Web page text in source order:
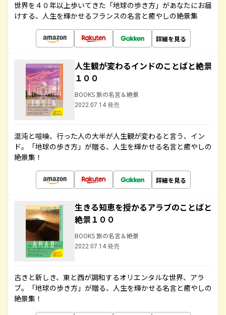
世界を４０年以上歩いてきた「地球の歩き方」があなたにお届
けする、人生を輝かせるフランスの名言と癒やしの絶景集
詳細を見る
人生観が変わるインドのことばと絶景
１００
BOOKS 旅の名言＆絶景
2022.07.14 発売
混沌と喧噪、行った人の大半が人生観が変わると言う、イン
ド。「地球の歩き方」が贈る、人生を輝かせる名言と癒やしの
絶景集！
詳細を見る
生きる知恵を授かるアラブのことばと
絶景１００
BOOKS 旅の名言＆絶景
2022.07.14 発売
古きと新しき、東と西が調和するオリエンタルな世界、アラ
ブ。「地球の歩き方」が贈る、人生を輝かせる名言と癒やしの
絶景集！